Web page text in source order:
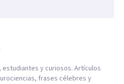
y curiosos. Artículos
frases célebres y